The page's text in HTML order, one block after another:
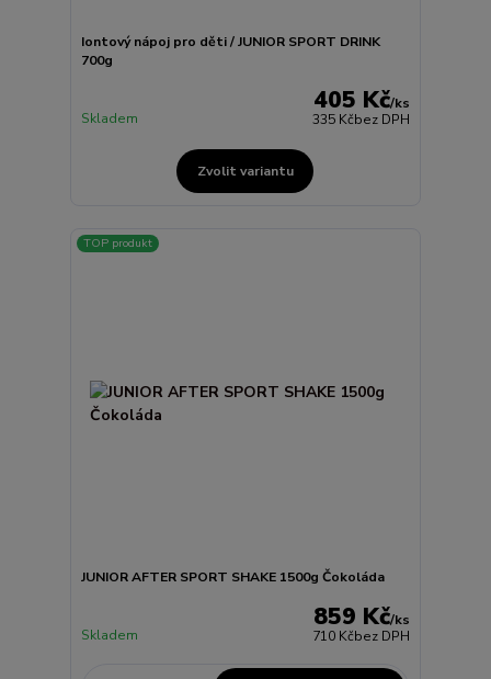
Iontový nápoj pro děti / JUNIOR SPORT DRINK
700g
405 Kč/ks
335 Kčbez DPH
Skladem
Zvolit variantu
TOP produkt
JUNIOR AFTER SPORT SHAKE 1500g Čokoláda
859 Kč/ks
710 Kčbez DPH
Skladem